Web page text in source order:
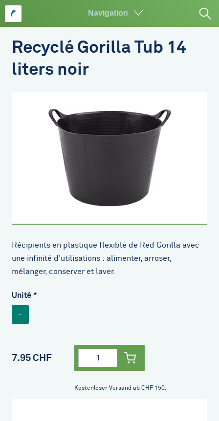
contenu
principal
Navigation
Recyclé Gorilla Tub 14
liters noir
Récipients en plastique flexible de Red Gorilla avec
une infinité d'utilisations : alimenter, arroser,
mélanger, conserver et laver.
Unité
-
7.95 CHF
Kostenloser Versand ab CHF 150.-